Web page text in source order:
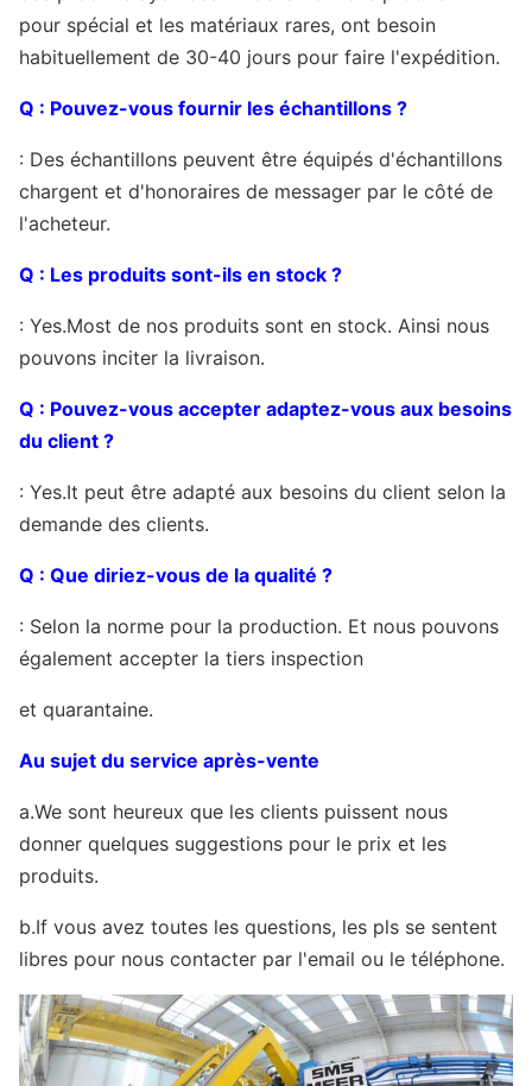
vers
l'Arabie Saoudite, l'Espagne, le Canada, les
Etats-Unis, le Brésil, la Thaïlande, la Corée,
l'Italie, l'Inde, l'Egypte, l'Oman, la Malaisie,
le Kowéit, le Canada, le Vietnam, le Pérou, le
Paquet navigable d'exportation standard, ou
industrie chimique, construction, courant
électrique, nucléaire, énergie, machines,
biotechnologie, fabrication de papier,
construction navale, champs de chaudière.
Des tuyaux peuvent également être faits selon
Contact
Si vous avez n'importe quelles questions,
sentez-vous svp libre pour me contacter.
Taille de
x2352mm (largeur) x2393mm (haute) 24-
26CBM
(haute) 54CBM
(largeur) x2698mm (haute) 68CBM
pour spécial et les matériaux rares, ont besoin
habituellement de 30-40 jours pour faire l'expédition.
Q : Pouvez-vous fournir les échantillons ?
: Des échantillons peuvent être équipés d'échantillons
chargent et d'honoraires de messager par le côté de
l'acheteur.
Q : Les produits sont-ils en stock ?
: Yes.Most de nos produits sont en stock. Ainsi nous
pouvons inciter la livraison.
Q : Pouvez-vous accepter adaptez-vous aux besoins
du client ?
: Yes.It peut être adapté aux besoins du client selon la
demande des clients.
Q : Que diriez-vous de la qualité ?
: Selon la norme pour la production. Et nous pouvons
également accepter la tiers inspection
et quarantaine.
Au sujet du service après-vente
a.We sont heureux que les clients puissent nous
donner quelques suggestions pour le prix et les
produits.
b.If vous avez toutes les questions, les pls se sentent
libres pour nous contacter par l'email ou le téléphone.